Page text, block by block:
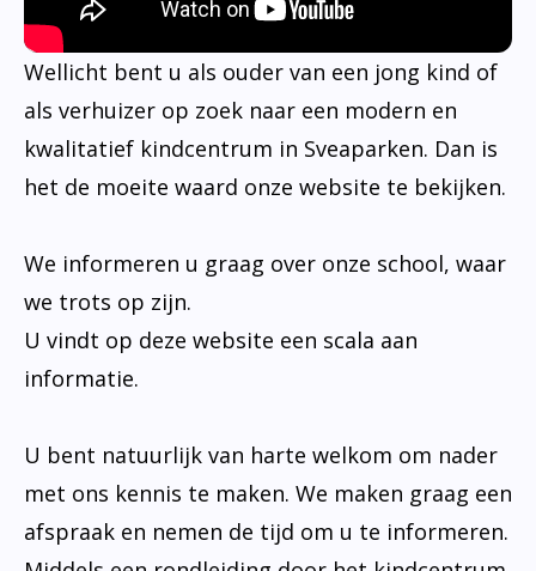
Wellicht bent u als ouder van een jong kind of
als verhuizer op zoek naar een modern en
kwalitatief kindcentrum in Sveaparken. Dan is
het de moeite waard onze website te bekijken.
We informeren u graag over onze school, waar
we trots op zijn.
U vindt op deze website een scala aan
informatie.
U bent natuurlijk van harte welkom om nader
met ons kennis te maken. We maken graag een
afspraak en nemen de tijd om u te informeren.